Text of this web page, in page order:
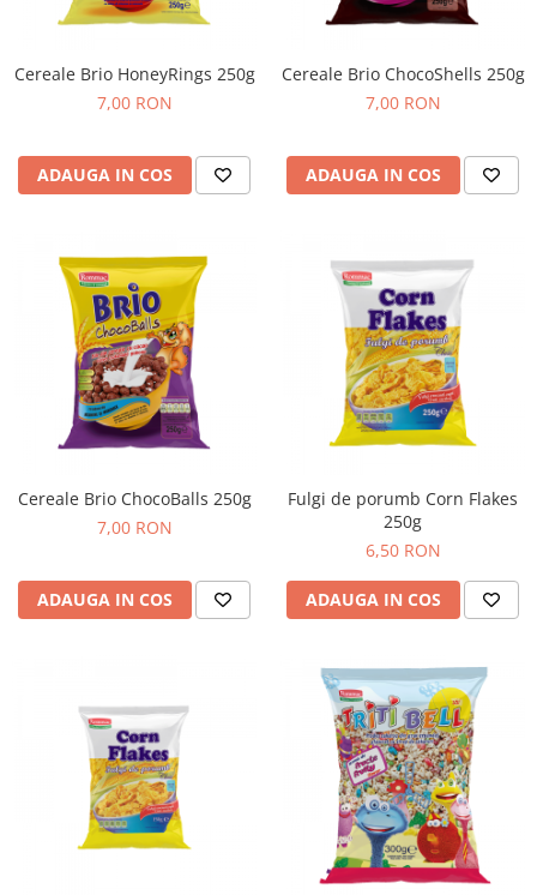
Cozo-Bun
Cozonac cu Unt
Cozonac Royal
Cozonac Duofino
Cozonac Imperial
Ciocolata
Salam de biscuiti
Fursecuri
Creme tartinabile
Prajituri artizanale
Fursecuri cu unt
Chec cu iaurt
Chec Ciocco
Checurile Royal
Prajituri
Prajitura ingerilor
Prajituri Red Collection
Prajituri cu fructe
Prajituri cafea
Cereale Brio HoneyRings 250g
7,00 RON
ADAUGA IN COS
Cereale Brio ChocoShells 250g
7,00 RON
ADAUGA IN COS
Cereale Brio ChocoBalls 250g
7,00 RON
ADAUGA IN COS
Fulgi de porumb Corn Flakes
250g
6,50 RON
ADAUGA IN COS